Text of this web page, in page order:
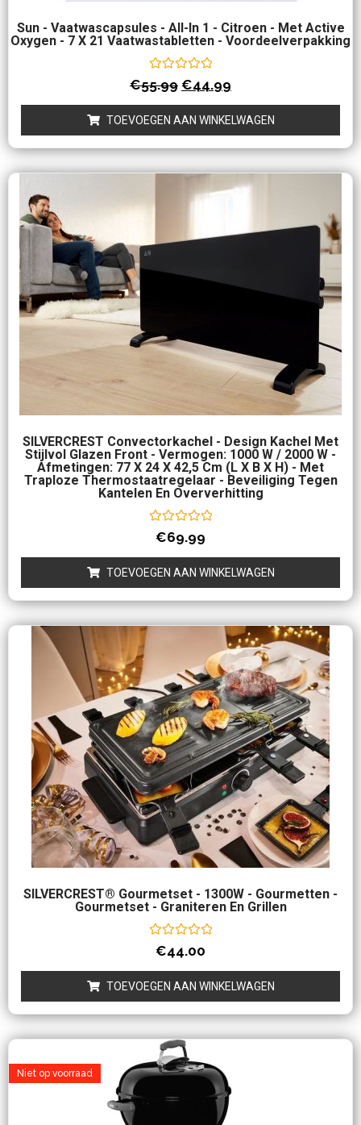
Sun - Vaatwascapsules - All-In 1 - Citroen - Met Active
Oxygen - 7 X 21 Vaatwastabletten - Voordeelverpakking
Waardering
0
uit
5
€55.99 €44.99
TOEVOEGEN AAN WINKELWAGEN
SILVERCREST Convectorkachel - Design Kachel Met
Stijlvol Glazen Front - Vermogen: 1000 W / 2000 W -
Afmetingen: 77 X 24 X 42,5 Cm (l X B X H) - Met
Traploze Thermostaatregelaar - Beveiliging Tegen
Kantelen En Oververhitting
Waardering
uit
5
€69.99
TOEVOEGEN AAN WINKELWAGEN
SILVERCREST® Gourmetset - 1300W - Gourmetten -
Gourmetset - Graniteren En Grillen
Waardering
uit
5
€44.00
TOEVOEGEN AAN WINKELWAGEN
Niet op voorraad